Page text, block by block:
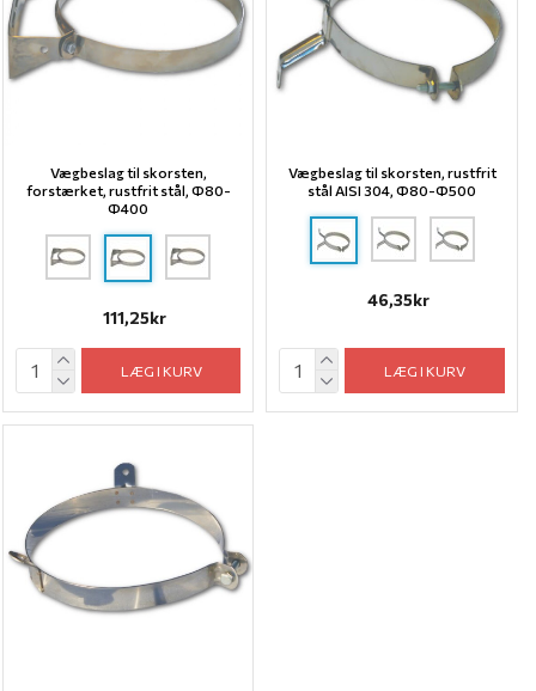
Vægbeslag til skorsten,
forstærket, rustfrit stål, Ф80-
Ф400
111,25kr
LÆG I KURV
Vægbeslag til skorsten, rustfrit
stål AISI 304, Ф80-Ф500
46,35kr
LÆG I KURV